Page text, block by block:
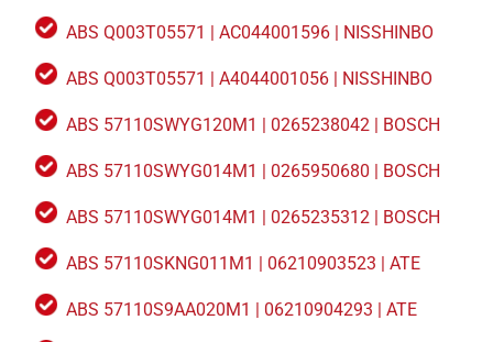
ABS Q003T05571 | AC044001596 | NISSHINBO
ABS Q003T05571 | A4044001056 | NISSHINBO
ABS 57110SWYG120M1 | 0265238042 | BOSCH
ABS 57110SWYG014M1 | 0265950680 | BOSCH
ABS 57110SWYG014M1 | 0265235312 | BOSCH
ABS 57110SKNG011M1 | 06210903523 | ATE
ABS 57110S9AA020M1 | 06210904293 | ATE